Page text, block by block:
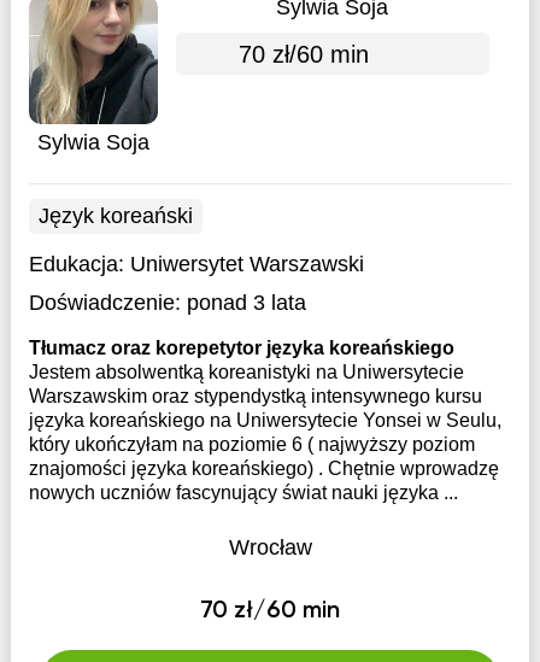
Sylwia Soja
Sylwia Soja
70 zł/60 min
Język koreański
Edukacja: Uniwersytet Warszawski
Doświadczenie: ponad 3 lata
Tłumacz oraz korepetytor języka koreańskiego
Jestem absolwentką koreanistyki na Uniwersytecie
Warszawskim oraz stypendystką intensywnego kursu
języka koreańskiego na Uniwersytecie Yonsei w Seulu,
który ukończyłam na poziomie 6 ( najwyższy poziom
znajomości języka koreańskiego) . Chętnie wprowadzę
nowych uczniów fascynujący świat nauki języka ...
Wrocław
70 zł/60 min